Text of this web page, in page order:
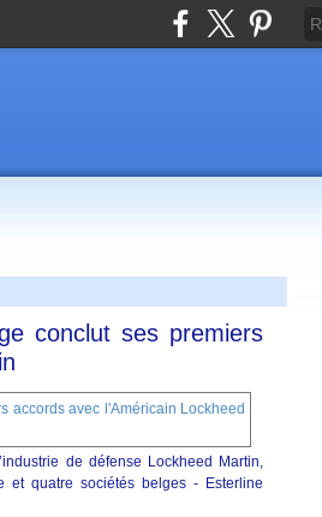
conclut ses premiers
de défense Lockheed Martin,
et quatre sociétés belges - Esterline